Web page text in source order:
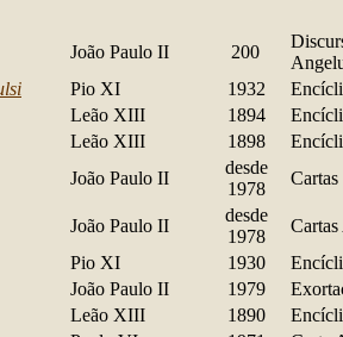
João Paulo II 200
Pio XI 1932
Leão XIII 1894
Leão XIII 1898
João Paulo II
desde
1978
Cartas
João Paulo II
desde
1978
Pio XI 1930
João Paulo II 1979
Leão XIII 1890